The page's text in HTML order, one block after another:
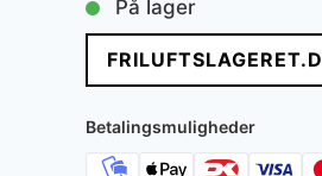
pris
var:
2.200 kr..
På lager
Betalingsmuligheder